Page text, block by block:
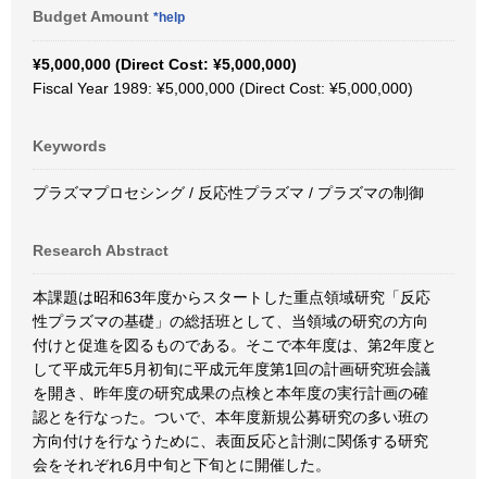
Budget Amount *help
¥5,000,000 (Direct Cost: ¥5,000,000)
Fiscal Year 1989: ¥5,000,000 (Direct Cost: ¥5,000,000)
Keywords
プラズマプロセシング / 反応性プラズマ / プラズマの制御
Research Abstract
本課題は昭和63年度からスタートした重点領域研究「反応
性プラズマの基礎」の総括班として、当領域の研究の方向
付けと促進を図るものである。そこで本年度は、第2年度と
して平成元年5月初旬に平成元年度第1回の計画研究班会議
を開き、昨年度の研究成果の点検と本年度の実行計画の確
認とを行なった。ついで、本年度新規公募研究の多い班の
方向付けを行なうために、表面反応と計測に関係する研究
会をそれぞれ6月中旬と下旬とに開催した。